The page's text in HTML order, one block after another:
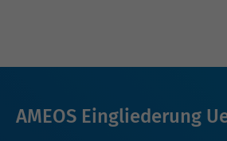
AMEOS Eingliederung